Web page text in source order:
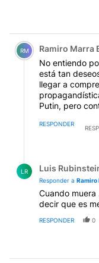
Comentario de
RM Ramiro Marra
No entiendo
está tan
llegar a
Putin, pero
RESPONDER
LR Luis
Responder a Ramiro
Cuando muera
decir que es
RESPONDER 0